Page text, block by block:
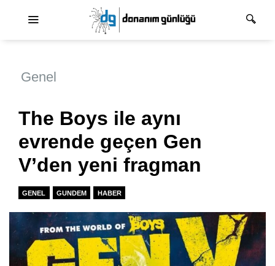
Genel
The Boys ile aynı
evrende geçen Gen
V’den yeni fragman
GENEL GUNDEM HABER